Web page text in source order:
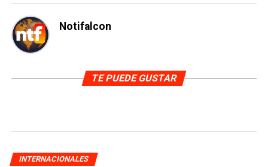
Notifalcon
TE PUEDE GUSTAR
INTERNACIONALES